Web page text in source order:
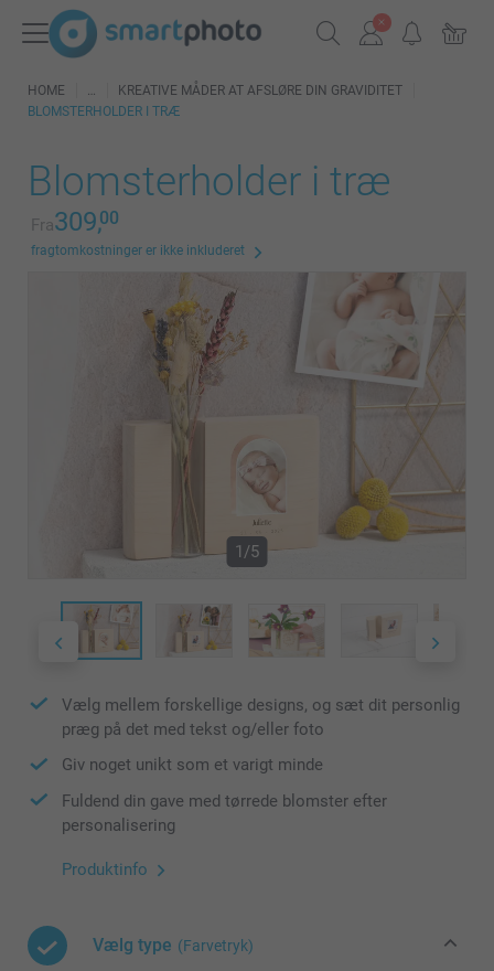
HOME
KREATIVE MÅDER AT AFSLØRE DIN GRAVIDITET
BLOMSTERHOLDER I TRÆ
Blomsterholder i træ
Fra309,00
fragtomkostninger er ikke inkluderet
1/5
Vælg mellem forskellige designs, og sæt dit personlig
præg på det med tekst og/eller foto
Giv noget unikt som et varigt minde
Fuldend din gave med tørrede blomster efter
personalisering
Produktinfo
Vælg type (Farvetryk)